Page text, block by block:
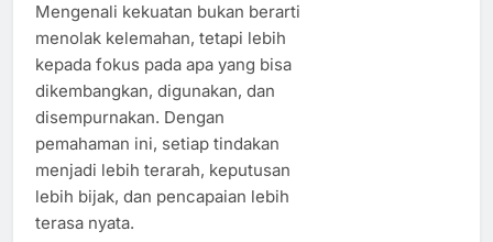
Mengenali kekuatan bukan berarti
menolak kelemahan, tetapi lebih
kepada fokus pada apa yang bisa
dikembangkan, digunakan, dan
disempurnakan. Dengan
pemahaman ini, setiap tindakan
menjadi lebih terarah, keputusan
lebih bijak, dan pencapaian lebih
terasa nyata.